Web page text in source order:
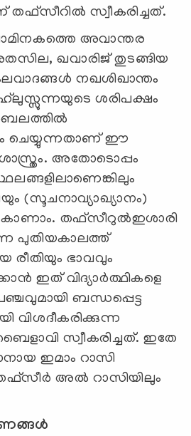
തഫ്സീറിൽ സ്വീകരിച്ചത്.
അവാന്തര
ഖവാരിജ് തുടങ്ങിയ
നഖശിഖാന്തം
ശരിപക്ഷം
ചെയ്യുന്നതാണ് ഈ
അതോടൊപ്പം
(സൂചനാവ്യാഖ്യാനം)
തഫ്സീറുൽഇശാരി
പുതിയകാലത്ത്
ഭാവവും
ഇത് വിദ്യാർത്ഥികളെ
ബന്ധപ്പെട്ട
വിശദീകരിക്കുന്ന
സ്വീകരിച്ചത്. ഇതേ
ഇമാം റാസി
അൽ റാസിയിലും